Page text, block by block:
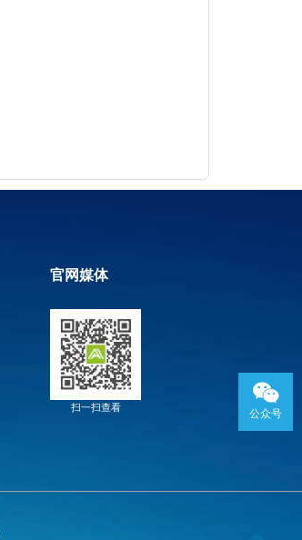
官网媒体
扫一扫查看 公众号